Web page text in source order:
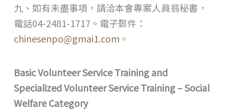
九、如有未盡事項，請洽本會專案人員翁秘書，
電話04-2481-1717。電子郵件：
chinesenpo@gmai1.com 。
Basic Volunteer Service Training and
Specialized Volunteer Service Training – Social
Welfare Category